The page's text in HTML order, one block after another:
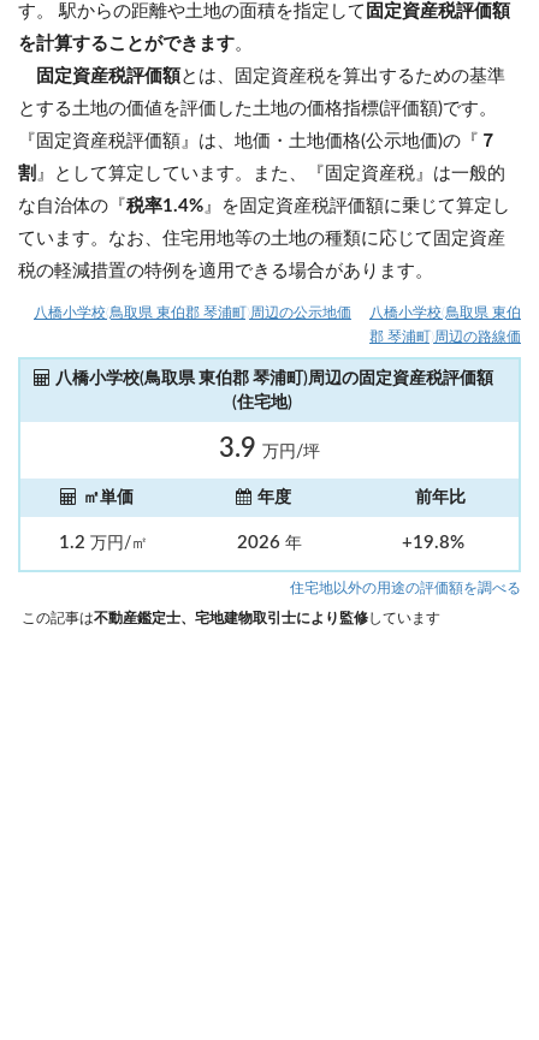
す。 駅からの距離や土地の面積を指定して 固定資産税評価額
を計算することができます。
固定資産税評価額とは、固定資産税を算出するための基準
とする土地の価値を評価した土地の価格指標(評価額)です。
『固定資産税評価額』は、地価・土地価格(公示地価)の『 ７
割 』として算定しています。また、『固定資産税』は一般的
な自治体の『税率1.4% 』を固定資産税評価額に乗じて算定し
ています。なお、住宅用地等の土地の種類に応じて固定資産
税の軽減措置の特例を適用できる場合があります。
八橋小学校(鳥取県 東伯郡 琴浦町)周辺の公示地価
八橋小学校(鳥取県 東伯
郡 琴浦町)周辺の路線価
八橋小学校(鳥取県 東伯郡 琴浦町)周辺の固定資産税評価額
(住宅地)
3.9 万円/坪
㎡単価 年度 前年比
1.2 万円/㎡ 2026 年 +19.8%
住宅地以外の用途の評価額を調べる
この記事は不動産鑑定士、宅地建物取引士により監修しています